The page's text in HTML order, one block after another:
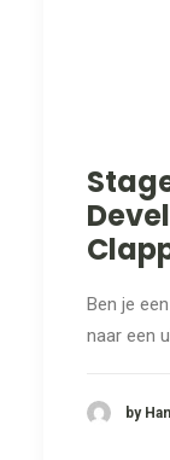
Ben je
naar een
by